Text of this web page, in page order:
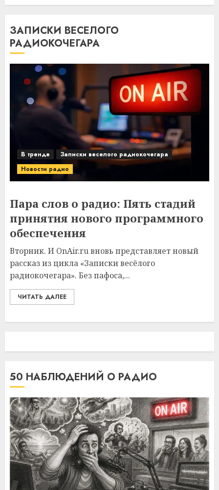
ЗАПИСКИ ВЕСЕЛОГО
РАДИОКОЧЕГАРА
В тренде
Записки веселого радиокочегара
Новости радио
Пара слов о радио: Пять стадий
принятия нового программного
обеспечения
Вторник. И OnAir.ru вновь представляет новый
рассказ из цикла «Записки весёлого
радиокочегара». Без пафоса,...
ЧИТАТЬ ДАЛЕЕ
50 НАБЛЮДЕНИЙ О РАДИО